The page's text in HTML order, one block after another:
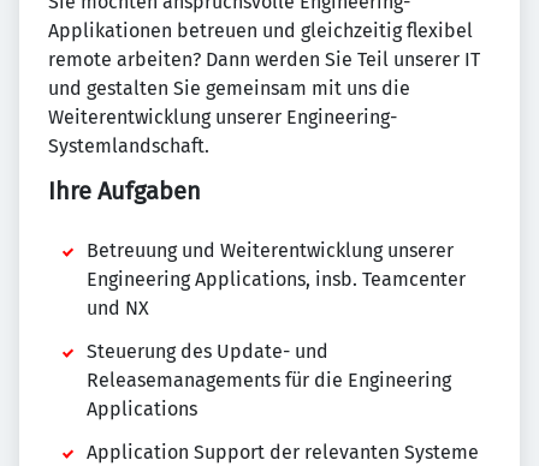
Applikationen betreuen und gleichzeitig flexibel
remote arbeiten? Dann werden Sie Teil unserer IT
und gestalten Sie gemeinsam mit uns die
Weiterentwicklung unserer Engineering-
Systemlandschaft.
Ihre Aufgaben
Betreuung und Weiterentwicklung unserer
Engineering Applications, insb. Teamcenter
und NX
Steuerung des Update- und
Releasemanagements für die Engineering
Applications
Application Support der relevanten Systeme